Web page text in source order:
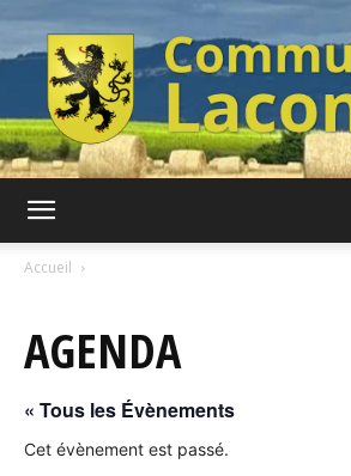
Laconnex
Accueil
AGENDA
« Tous les Évènements
Cet évènement est passé.